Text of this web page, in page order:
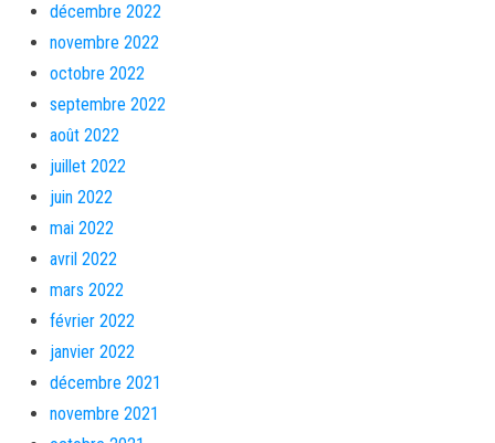
décembre 2022
novembre 2022
octobre 2022
septembre 2022
août 2022
juillet 2022
juin 2022
mai 2022
avril 2022
mars 2022
février 2022
janvier 2022
décembre 2021
novembre 2021